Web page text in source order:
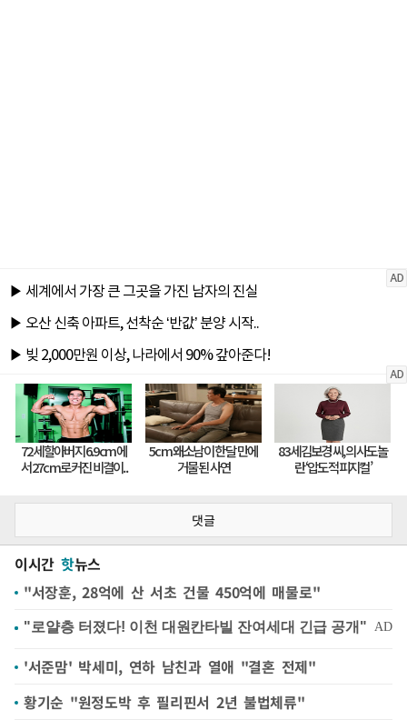
댓글
이시간 핫뉴스
"서장훈, 28억에 산 서초 건물 450억에 매물로"
'서준맘' 박세미, 연하 남친과 열애 "결혼 전제"
황기순 "원정도박 후 필리핀서 2년 불법체류"